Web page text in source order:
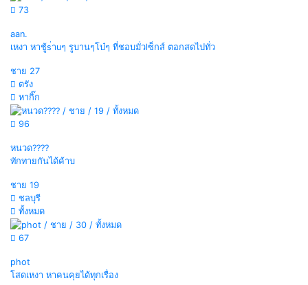
73
aan.
เหงา หาชู้s่าuๆ รูบานๆโบ๋ๆ ที่ชอบมั่วlซ็กส์ ตอกสดไปทั่ว
ชาย 27
ตรัง
หากิ๊ก
96
หนวด????
ทักทายกันได้ค้าบ
ชาย 19
ชลบุรี
ทั้งหมด
67
phot
โสดเหงา หาคนคุยได้ทุกเรื่อง